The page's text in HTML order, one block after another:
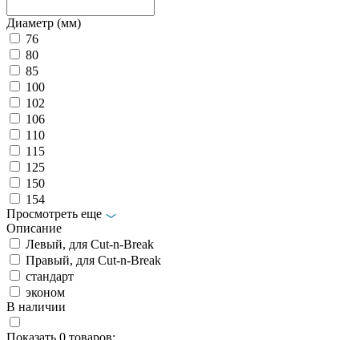
Диаметр (мм)
76
80
85
100
102
106
110
115
125
150
154
Просмотреть еще
Описание
Левый, для Cut-n-Break
Правый, для Cut-n-Break
стандарт
эконом
В наличии
Показать 0 товаров: